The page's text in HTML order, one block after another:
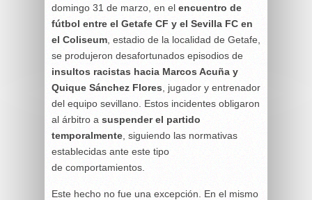
domingo 31 de marzo, en el encuentro de
fútbol entre el Getafe CF y el Sevilla FC en
el Coliseum , estadio de la localidad de Getafe,
se produjeron desafortunados episodios de
insultos racistas hacia Marcos Acuña y
Quique Sánchez Flores , jugador y entrenador
del equipo sevillano. Estos incidentes obligaron
al árbitro a suspender el partido
temporalmente , siguiendo las normativas
establecidas ante este tipo
de comportamientos.
Este hecho no fue una excepción. En el mismo